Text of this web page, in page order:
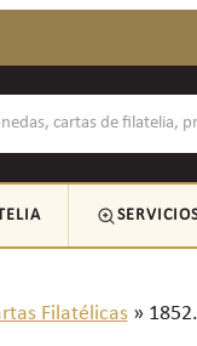
Filatélicas»